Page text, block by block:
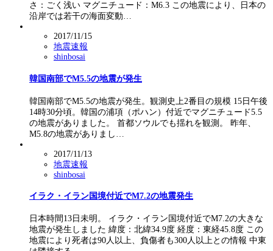
さ：ごく浅い マグニチュード：M6.3 この地震により、日本の
沿岸では若干の海面変動…
2017/11/15
地震速報
shinbosai
韓国南部でM5.5の地震が発生
韓国南部でM5.5の地震が発生。観測史上2番目の規模 15日午後
14時30分頃。韓国の浦項（ポハン）付近でマグニチュード5.5
の地震がありました。 首都ソウルでも揺れを観測。 昨年、
M5.8の地震がありまし…
2017/11/13
地震速報
shinbosai
イラク・イラン国境付近でM7.2の地震発生
日本時間13日未明。 イラク・イラン国境付近でM7.2の大きな
地震が発生しました 緯度：北緯34.9度 経度：東経45.8度 この
地震により死者は90人以上、負傷者も300人以上との情報 中東